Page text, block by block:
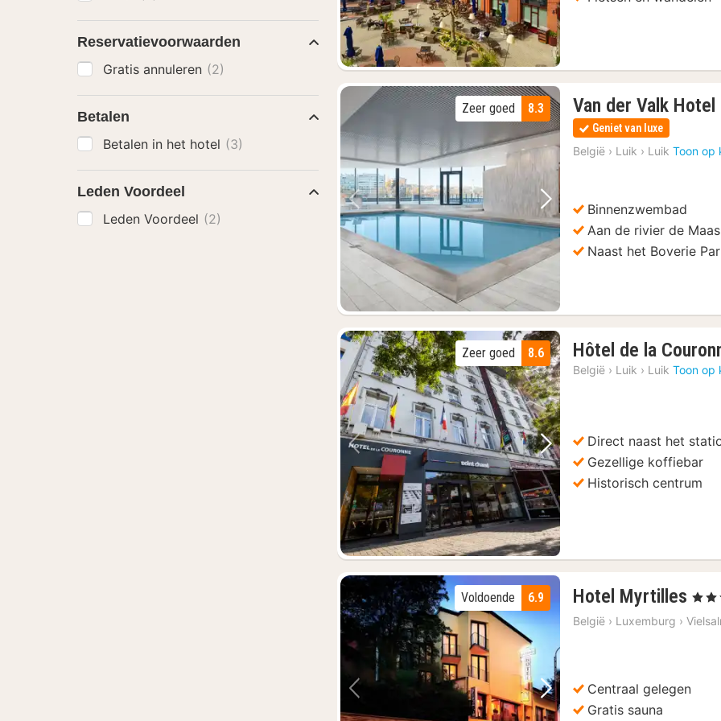
Vorige foto Volgende foto
8.3
Zeer goed Van der Valk
Geniet van luxe
België › Luik › Luik Toon op
Binnenzwembad
Aan de rivier de Maas
Naast het Boverie
Vorige foto Volgende foto
8.6
Zeer goed Hôtel de la
België › Luik › Luik Toon op
Direct naast het
Gezellige koffiebar
Historisch centrum
Volgende foto
6.9
Voldoende Hotel Myrtilles 1
, 3
België › Luxemburg ›
Centraal gelegen
Gratis sauna
Reservatievoorwaarden
Gratis annuleren (2)
Betalen
Betalen in het hotel (3)
Leden Voordeel
Leden Voordeel (2)